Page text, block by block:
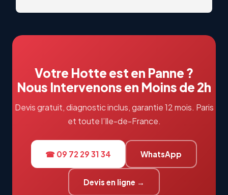
Votre Hotte est en Panne ?
Nous Intervenons en Moins de 2h
Devis gratuit, diagnostic inclus, garantie 12 mois. Paris
et toute l’Ile-de-France.
☎ 09 72 29 31 34 WhatsApp
Devis en ligne →